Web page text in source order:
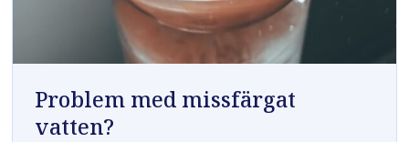
Problem med missfärgat
vatten?